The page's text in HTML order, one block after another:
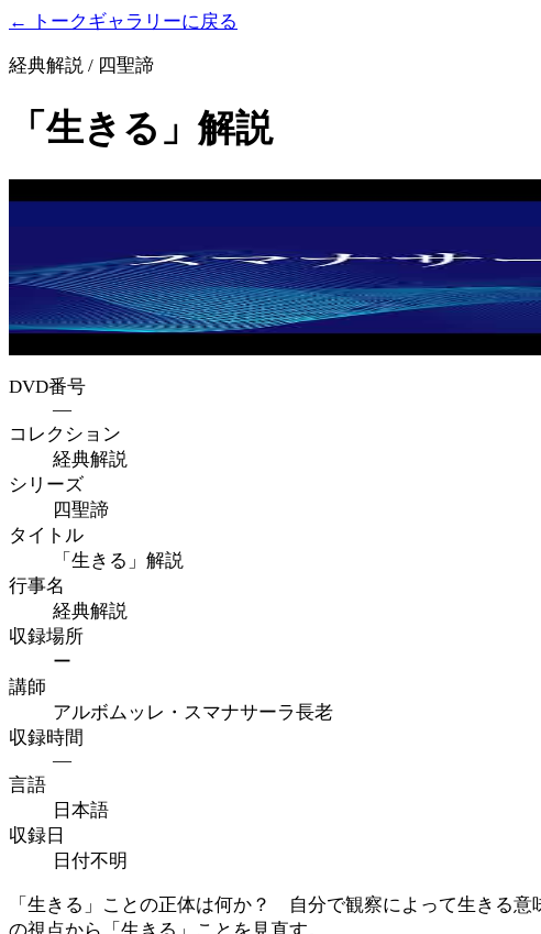
← トークギャラリーに戻る
経典解説 / 四聖諦
「生きる」解説
DVD番号
—
コレクション
経典解説
シリーズ
四聖諦
タイトル
「生きる」解説
行事名
経典解説
収録場所
ー
講師
アルボムッレ・スマナサーラ長老
収録時間
—
言語
日本語
収録日
日付不明
「生きる」ことの正体は何か？ 自分で観察によって生きる
の視点から「生きる」ことを見直す。